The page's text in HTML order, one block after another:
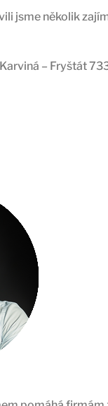
jsme několik
– Fryštát